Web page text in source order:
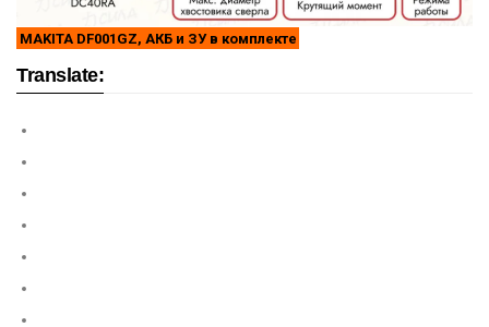
MAKITA DF001GZ, АКБ и ЗУ в комплекте
Translate: